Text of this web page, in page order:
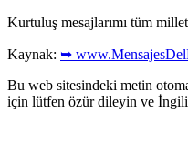
Kurtuluş mesajlarımı tüm
Kaynak: ➥
Bu web sitesindeki metin
için lütfen özür dileyin ve